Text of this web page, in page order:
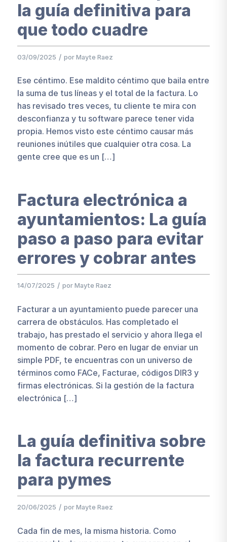
la guía definitiva para
que todo cuadre
03/09/2025 / porMayte Raez
Ese céntimo. Ese maldito céntimo que baila entre
la suma de tus líneas y el total de la factura. Lo
has revisado tres veces, tu cliente te mira con
desconfianza y tu software parece tener vida
propia. Hemos visto este céntimo causar más
reuniones inútiles que cualquier otra cosa. La
gente cree que es un […]
Factura electrónica a
ayuntamientos: La guía
paso a paso para evitar
errores y cobrar antes
14/07/2025 / porMayte Raez
Facturar a un ayuntamiento puede parecer una
carrera de obstáculos. Has completado el
trabajo, has prestado el servicio y ahora llega el
momento de cobrar. Pero en lugar de enviar un
simple PDF, te encuentras con un universo de
términos como FACe, Facturae, códigos DIR3 y
firmas electrónicas. Si la gestión de la factura
electrónica […]
La guía definitiva sobre
la factura recurrente
para pymes
20/06/2025 / porMayte Raez
Cada fin de mes, la misma historia. Como